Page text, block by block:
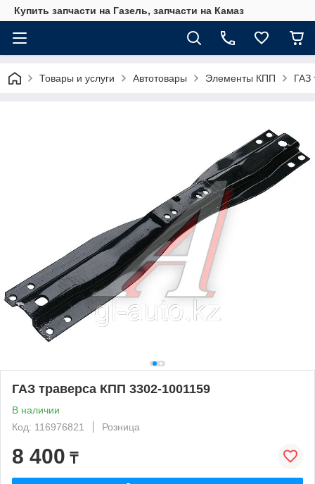
Купить запчасти на Газель, запчасти на Камаз
Товары и услуги Автотовары Элементы КПП ГАЗ
ГАЗ траверса КПП 3302-1001159
В наличии
Код: 116976821
Розница
8 400 ₸